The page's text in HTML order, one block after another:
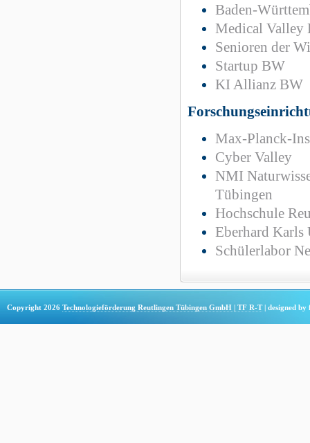
Baden-
Medical Valley
Senioren der
Startup BW
KI Allianz BW
Max-Planck-
Cyber Valley
NMI
Tübingen
Hochschule
Eberhard
Schülerlabor
Copyright 2026 Technologieförderung Reutlingen Tübingen GmbH | TF R-T| designed by